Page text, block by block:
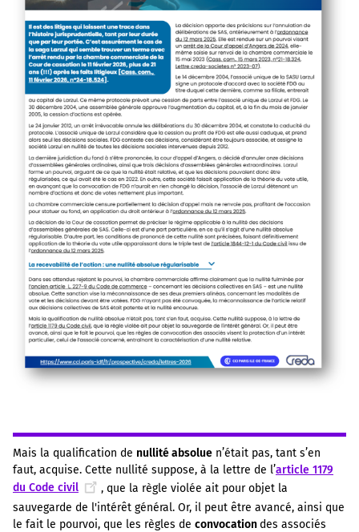
Mais la qualification de nullité absolue n’était pas, tant s’en
faut, acquise. Cette nullité suppose, à la lettre de l’article 1179
du Code civil
, que la règle violée ait pour objet la
sauvegarde de l'intérêt général. Or, il peut être avancé, ainsi que
le fait le pourvoi, que les règles de convocation des associés